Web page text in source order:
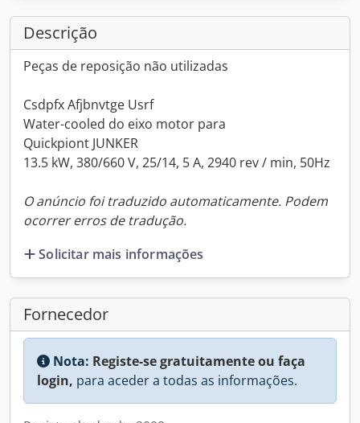
Descrição
Peças de reposição não utilizadas
Csdpfx Afjbnvtge Usrf
Water-cooled do eixo motor para
Quickpiont JUNKER
13.5 kW, 380/660 V, 25/14, 5 A, 2940 rev / min, 50Hz
O anúncio foi traduzido automaticamente. Podem
ocorrer erros de tradução.
Solicitar mais informações
Fornecedor
Nota: Registe-se gratuitamente ou faça
login, para aceder a todas as informações.